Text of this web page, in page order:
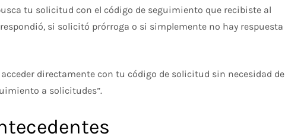
tu solicitud con el código de seguimiento que recibiste al
si solicitó prórroga o si simplemente no hay respuesta
directamente con tu código de solicitud sin necesidad de
a solicitudes”.